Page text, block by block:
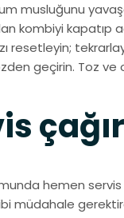
musluğunu
kapatıp
geçirin. Toz
hemen servis
müdahale